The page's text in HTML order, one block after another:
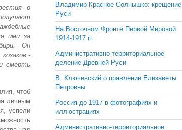
о
ими за
Он
смерть
чтоб
личным
успели
Владимир Красное Солнышко: крещение
Руси
На Восточном Фронте Первой Мировой
1914-1917 гг.
Административно-территориальное
деление Древней Руси
В. Ключевский о правлении Елизаветы
Петровны
Россия до 1917 в фотографиях и
иллюстрациях
Административно-территориальное